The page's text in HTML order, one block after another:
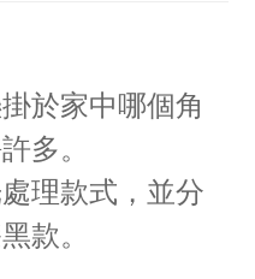
於家中哪個角
多。
理款式，並分
款。